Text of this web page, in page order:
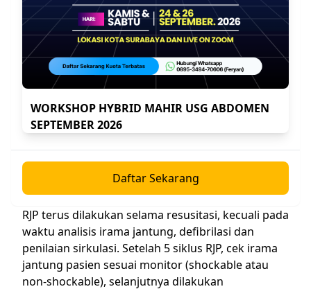
defibrilasi. Defibrilasi non-synchronized
menggunakan energi 360 Joule gelombang
monofasik atau 120-200 Joule gelombang bifasik.
Setelah dilakukan defibrilasi, segera lakukan RJP
sebanyak 5 sikulus. Satu siklus terdiri dari 30
kompresi dada:2 ventilasi. RJP dilakukan jika pada
pasien belum dipasang advanced airway (ETT). Jika
diberikan 8-10 kali/menit sambil terus melakukan
kompresi dada 100 kali/menit.
RJP terus dilakukan selama resusitasi, kecuali pada
waktu analisis irama jantung, defibrilasi dan
penilaian sirkulasi. Setelah 5 siklus RJP, cek irama
jantung pasien sesuai monitor (shockable atau
non-shockable), selanjutnya dilakukan
WORKSHOP HYBRID MAHIR USG ABDOMEN
SEPTEMBER 2026
Daftar Sekarang